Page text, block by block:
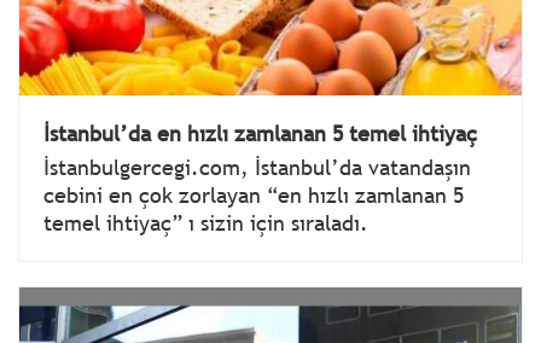
İstanbul’da en hızlı zamlanan 5 temel ihtiyaç
İstanbulgercegi.com, İstanbul’da vatandaşın
cebini en çok zorlayan “en hızlı zamlanan 5
temel ihtiyaç” ı sizin için sıraladı.